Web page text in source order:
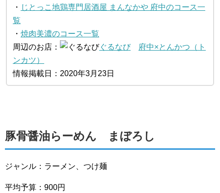
・ じとっこ地鶏専門居酒屋 まんなかや 府中のコース一
覧
・ 焼肉美濃のコース一覧
周辺のお店：
ぐるなび
府中×とんかつ（ト
ンカツ）
情報掲載日：2020年3月23日
豚骨醤油らーめん まぼろし
ジャンル：ラーメン、つけ麺
平均予算：900円